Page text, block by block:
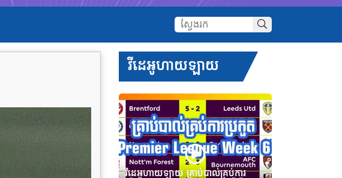
វីដេអូហាយឡាយ
វីដេអូហាយឡាយ គ្រាប់បាល់គ្រប់ការ